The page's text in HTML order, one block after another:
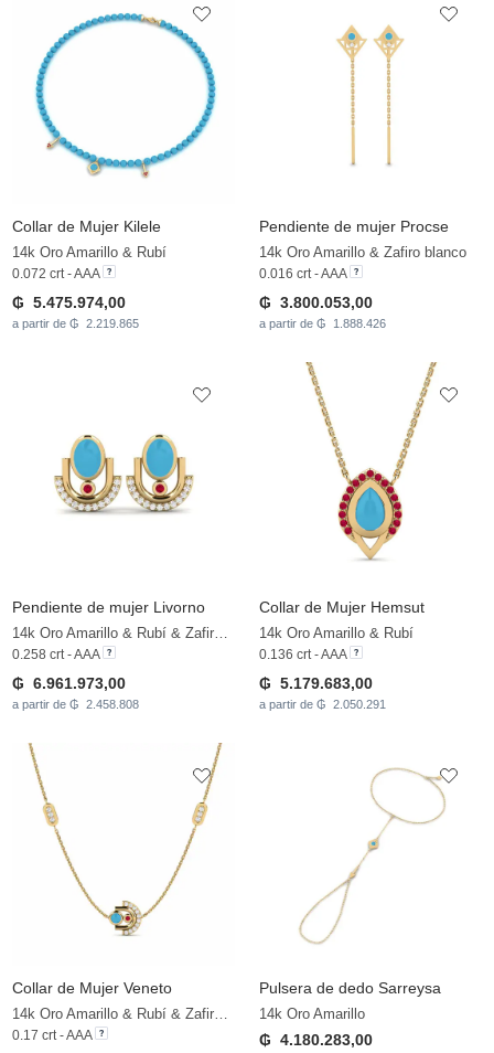
Collar de Mujer Kilele
14k Oro Amarillo & Rubí
0.072 crt - AAA
₲ 5.475.974,00
a partir de ₲ 2.219.865
Pendiente de mujer Procse
14k Oro Amarillo & Zafiro blanco
0.016 crt - AAA
₲ 3.800.053,00
a partir de ₲ 1.888.426
Pendiente de mujer Livorno
14k Oro Amarillo & Rubí & Zafiro blanco
0.258 crt - AAA
₲ 6.961.973,00
a partir de ₲ 2.458.808
Collar de Mujer Hemsut
14k Oro Amarillo & Rubí
0.136 crt - AAA
₲ 5.179.683,00
a partir de ₲ 2.050.291
Collar de Mujer Veneto
14k Oro Amarillo & Rubí & Zafiro blanco
0.17 crt - AAA
Pulsera de dedo Sarreysa
14k Oro Amarillo
₲ 4.180.283,00